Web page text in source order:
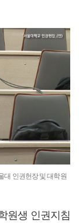
대 인권헌장 및 대학원
원생 인권지침